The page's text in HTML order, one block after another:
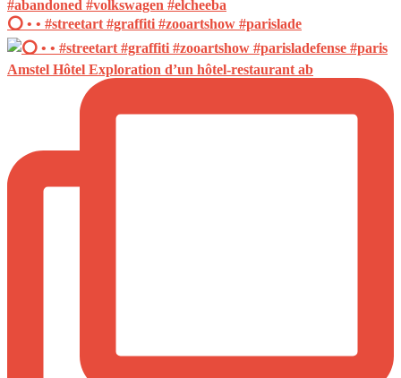
⭕️ • • #streetart #graffiti #zooartshow #parislade
Amstel Hôtel Exploration d’un hôtel-restaurant ab